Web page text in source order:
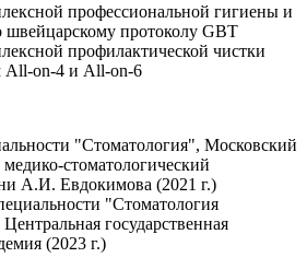
профессиональной гигиены и
протоколу GBT
профилактической чистки
All-on-4 и All-on-6
"Стоматология", Московский
стоматологический
А.И. Евдокимова (2021 г.)
"Стоматология
государственная
(2023 г.)